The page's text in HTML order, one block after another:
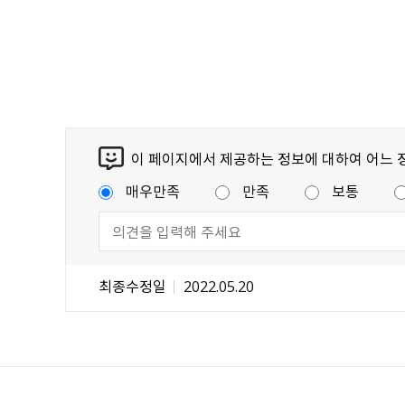
이 페이지에서 제공하는 정보에 대하여 어느
매우만족
만족 보통
최종수정일 2022.05.20